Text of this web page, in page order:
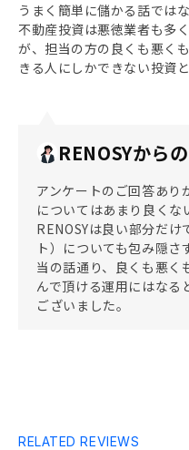
うまく簡単に儲かる話では
不動産投資は悪徳業者も多
が、担当の方の良くも悪く
きる人にしかできない投資
RENOSYから
アンケートのご回答あり
についてはあまり良くな
RENOSYは良い部分だ
ト）についても包み隠
当の話通り、良くも悪く
んで頂ける運用にはなる
ございました。
RELATED REVIEWS